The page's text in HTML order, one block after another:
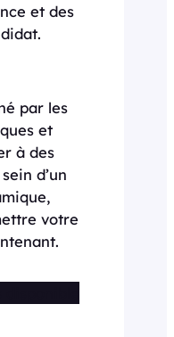
et des
par les
et
à des
d’un
votre